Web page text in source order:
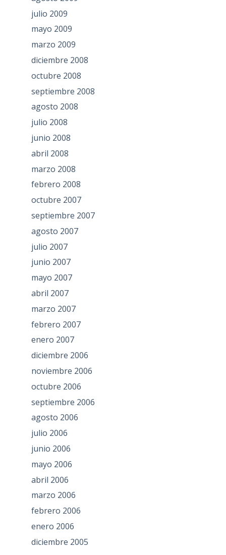
julio 2009
mayo 2009
marzo 2009
diciembre 2008
octubre 2008
septiembre 2008
agosto 2008
julio 2008
junio 2008
abril 2008
marzo 2008
febrero 2008
octubre 2007
septiembre 2007
agosto 2007
julio 2007
junio 2007
mayo 2007
abril 2007
marzo 2007
febrero 2007
enero 2007
diciembre 2006
noviembre 2006
octubre 2006
septiembre 2006
agosto 2006
julio 2006
junio 2006
mayo 2006
abril 2006
marzo 2006
febrero 2006
enero 2006
diciembre 2005